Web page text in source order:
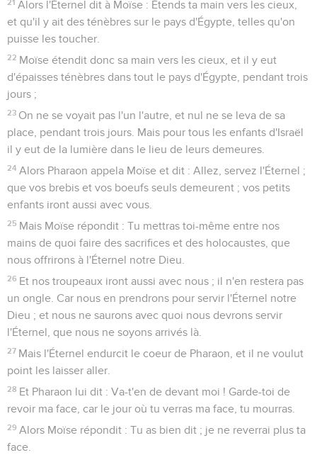
21 Alors l'Éternel dit à Moïse : Étends ta main vers les cieux,
et qu'il y ait des ténèbres sur le pays d'Égypte, telles qu'on
puisse les toucher.
22 Moïse étendit donc sa main vers les cieux, et il y eut
d'épaisses ténèbres dans tout le pays d'Égypte, pendant trois
jours ;
23 On ne se voyait pas l'un l'autre, et nul ne se leva de sa
place, pendant trois jours. Mais pour tous les enfants d'Israël
il y eut de la lumière dans le lieu de leurs demeures.
24 Alors Pharaon appela Moïse et dit : Allez, servez l'Éternel ;
que vos brebis et vos boeufs seuls demeurent ; vos petits
enfants iront aussi avec vous.
25 Mais Moïse répondit : Tu mettras toi-même entre nos
mains de quoi faire des sacrifices et des holocaustes, que
nous offrirons à l'Éternel notre Dieu.
26 Et nos troupeaux iront aussi avec nous ; il n'en restera pas
un ongle. Car nous en prendrons pour servir l'Éternel notre
Dieu ; et nous ne saurons avec quoi nous devrons servir
l'Éternel, que nous ne soyons arrivés là.
27 Mais l'Éternel endurcit le coeur de Pharaon, et il ne voulut
point les laisser aller.
28 Et Pharaon lui dit : Va-t'en de devant moi ! Garde-toi de
revoir ma face, car le jour où tu verras ma face, tu mourras.
29 Alors Moïse répondit : Tu as bien dit ; je ne reverrai plus ta
face.